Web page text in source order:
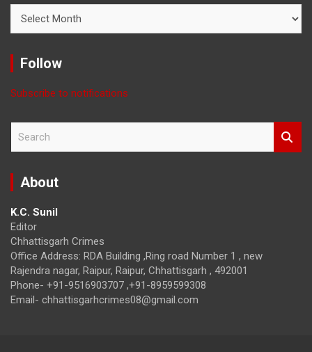
News
Month
Follow
Subscribe to notifications
r
About
K.C. Sunil
Editor
Chhattisgarh Crimes
Office Address: RDA Building ,Ring road Number 1 , new
Rajendra nagar, Raipur, Raipur, Chhattisgarh , 492001
Phone- +91-9516903707 ,+91-8959599308
Email- chhattisgarhcrimes08@gmail.com